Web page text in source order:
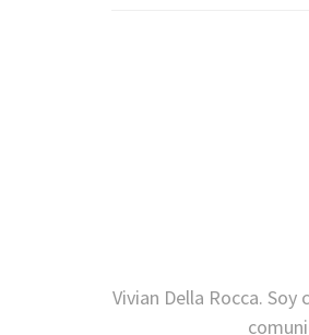
Vivian Della Rocca.